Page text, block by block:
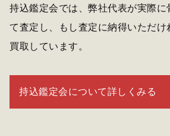
持込鑑定会では、弊社代表が実際に
て査定し、もし査定に納得いただ
買取しています。
持込鑑定会について詳しくみる